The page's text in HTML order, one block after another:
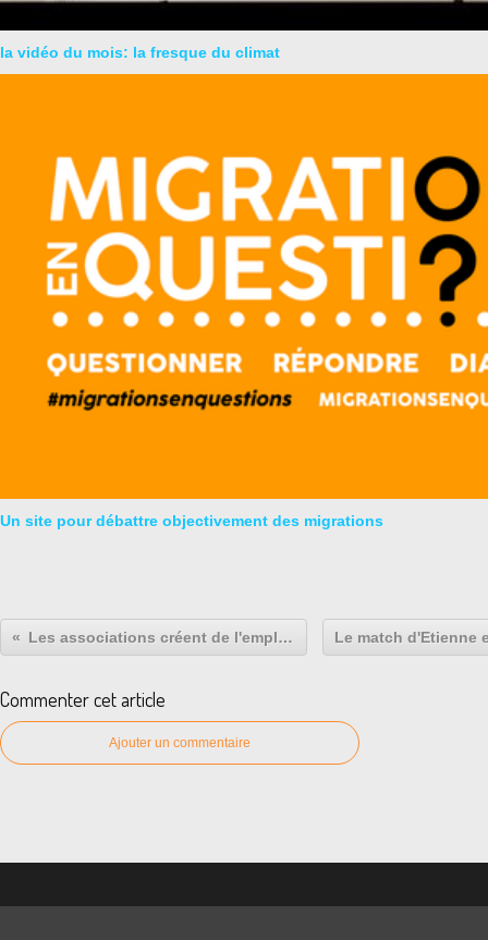
la vidéo du mois: la fresque du climat
Un site pour débattre objectivement des migrations
Les associations créent de l'emploi.
Commenter cet article
Ajouter un commentaire